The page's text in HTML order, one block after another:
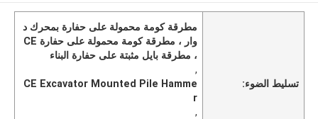
تسليط الضوء:
مطرقة كومة محمولة على حفارة بمحرك د
وار ، مطرقة كومة محمولة على حفارة CE
، مطرقة بايل مثبتة على حفارة البناء
,
CE Excavator Mounted Pile Hamme
r
,